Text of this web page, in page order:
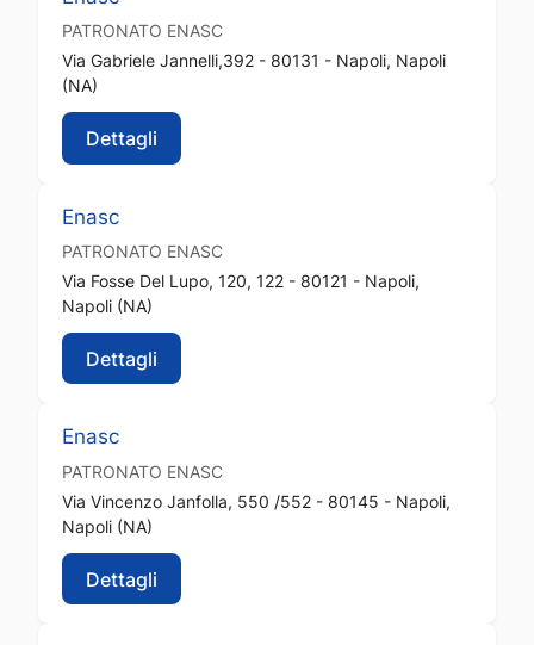
PATRONATO ENASC
Via Gabriele Jannelli,392 - 80131 - Napoli, Napoli
(NA)
Dettagli
Enasc
PATRONATO ENASC
Via Fosse Del Lupo, 120, 122 - 80121 - Napoli,
Napoli (NA)
Dettagli
Enasc
PATRONATO ENASC
Via Vincenzo Janfolla, 550 /552 - 80145 - Napoli,
Napoli (NA)
Dettagli